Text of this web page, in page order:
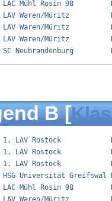
Mühl Rosin 98
Waren/Müritz
Waren/Müritz
Waren/Müritz
B [
LAV Rostock
LAV Rostock
LAV Rostock
Universität Greifswal
Mühl Rosin 98